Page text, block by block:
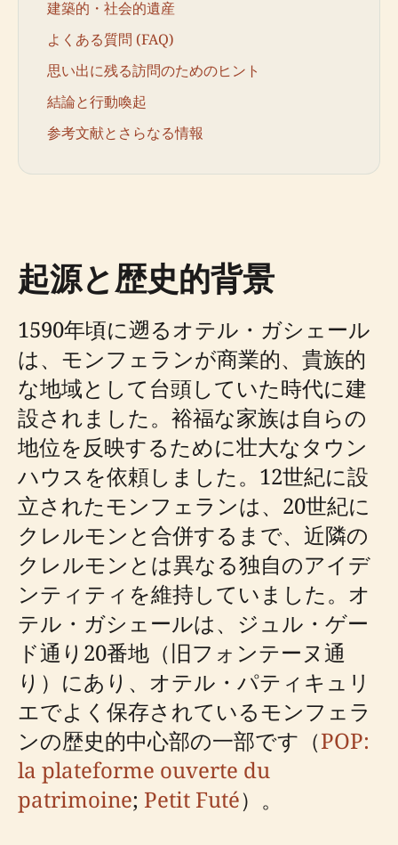
建築的・社会的遺産
よくある質問 (FAQ)
思い出に残る訪問のためのヒント
結論と行動喚起
参考文献とさらなる情報
起源と歴史的背景
1590年頃に遡るオテル・ガシェール
は、モンフェランが商業的、貴族的
な地域として台頭していた時代に建
設されました。裕福な家族は自らの
地位を反映するために壮大なタウン
ハウスを依頼しました。12世紀に設
立されたモンフェランは、20世紀に
クレルモンと合併するまで、近隣の
クレルモンとは異なる独自のアイデ
ンティティを維持していました。オ
テル・ガシェールは、ジュル・ゲー
ド通り20番地（旧フォンテーヌ通
り）にあり、オテル・パティキュリ
エでよく保存されているモンフェラ
ンの歴史的中心部の一部です（POP:
la plateforme ouverte du
patrimoine; Petit Futé）。